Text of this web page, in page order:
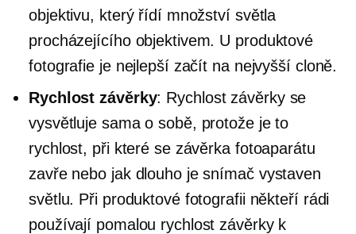
objektivu, který řídí množství světla
procházejícího objektivem. U produktové
fotografie je nejlepší začít na nejvyšší cloně.
Rychlost závěrky: Rychlost závěrky se
vysvětluje sama o sobě, protože je to
rychlost, při které se závěrka fotoaparátu
zavře nebo jak dlouho je snímač vystaven
světlu. Při produktové fotografii někteří rádi
používají pomalou rychlost závěrky k